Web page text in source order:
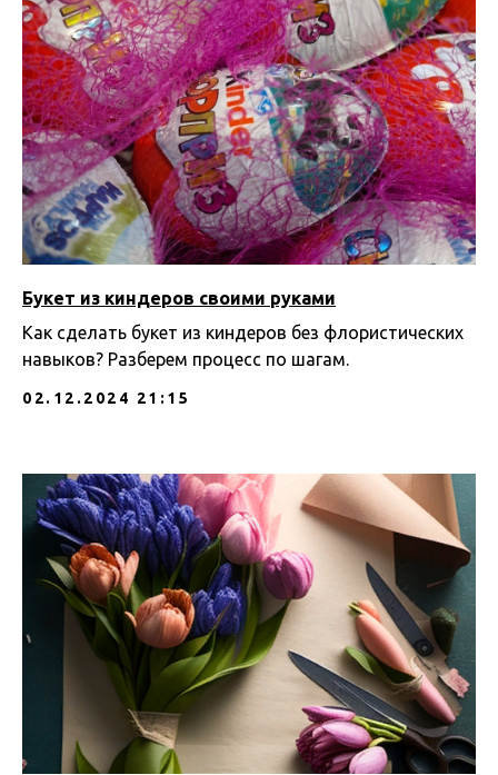
Букет из киндеров своими руками
Как сделать букет из киндеров без флористических
навыков? Разберем процесс по шагам.
02.12.2024 21:15